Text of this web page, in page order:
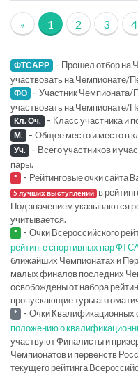
« 1 2 3 4
ФТСАРР - Прошел отбор на
участвовать на Чемпионате/
ФО - Участник Чемпионата/
участвовать на Чемпионате/
Кл. Оч. - Класс участника и
М. - Общее место и место в
Уч. - Всего участников и
пары.
* - Рейтинговые очки сайта
5 лучших выступлений в
Под значением указываются
учитывается.
* - Очки Всероссийского
рейтинге спортивных пар
ближайших Чемпионатах и
малых финалов последних
освобождены от набора
пропускающие туры
* - Очки Квалификационных
положению о
участвуют Финалисты и
Чемпионатов и первенств
текущего рейтинга